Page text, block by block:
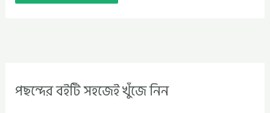
পছন্দের বইটি সহজেই খুঁজে নিন